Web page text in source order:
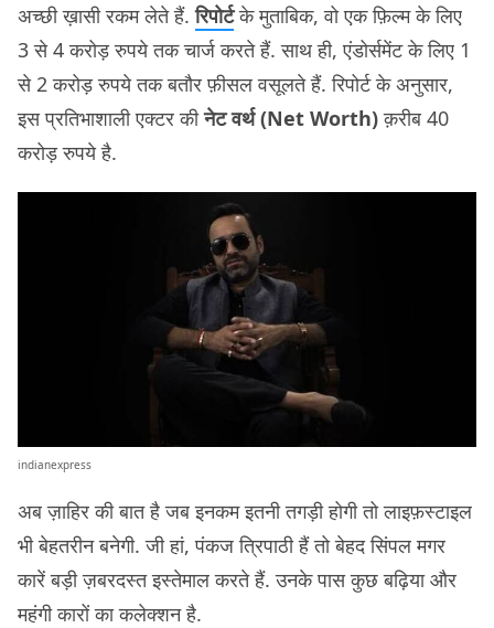
अच्छी ख़ासी रकम लेते हैं.रिपोर्ट के मुताबिक, वो एक फ़िल्म के लिए
3 से 4 करोड़ रुपये तक चार्ज करते हैं. साथ ही, एंडोर्समेंट के लिए 1
से 2 करोड़ रुपये तक बतौर फ़ीसल वसूलते हैं. रिपोर्ट के अनुसार,
इस प्रतिभाशाली एक्टर कीनेट वर्थ (Net Worth)क़रीब 40
करोड़ रुपये है.
indianexpress
अब ज़ाहिर की बात है जब इनकम इतनी तगड़ी होगी तो लाइफ़स्टाइल
भी बेहतरीन बनेगी. जी हां, पंकज त्रिपाठी हैं तो बेहद सिंपल मगर
कारें बड़ी ज़बरदस्त इस्तेमाल करते हैं. उनके पास कुछ बढ़िया और
महंगी कारों का कलेक्शन है.